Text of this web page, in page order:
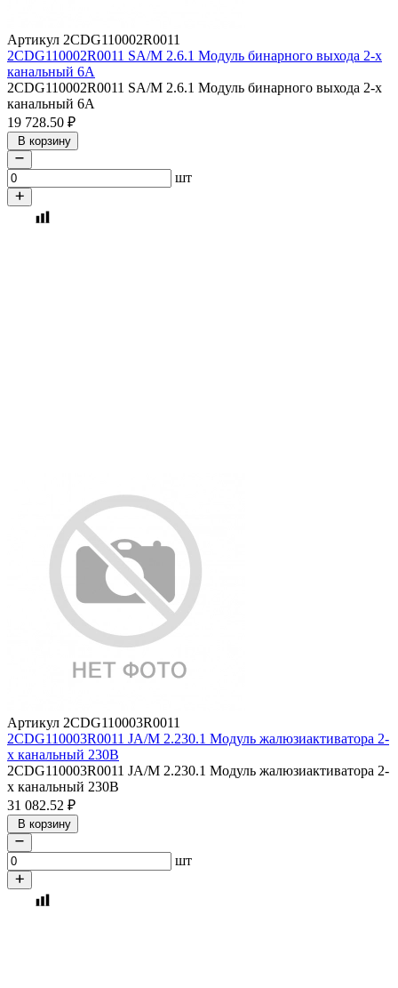
Артикул 2CDG110002R0011
2CDG110002R0011 SA/M 2.6.1 Модуль бинарного выхода 2-х
канальный 6А
2CDG110002R0011 SA/M 2.6.1 Модуль бинарного выхода 2-х
канальный 6А
19 728.50 ₽
В корзину
шт
Артикул 2CDG110003R0011
2CDG110003R0011 JA/M 2.230.1 Модуль жалюзиактиватора 2-
х канальный 230В
2CDG110003R0011 JA/M 2.230.1 Модуль жалюзиактиватора 2-
х канальный 230В
31 082.52 ₽
В корзину
шт